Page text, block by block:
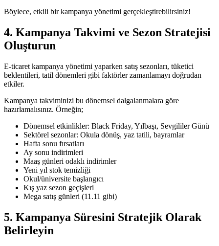
Böylece, etkili bir kampanya yönetimi gerçekleştirebilirsiniz!
4. Kampanya Takvimi ve Sezon Stratejisi
Oluşturun
E-ticaret kampanya yönetimi yaparken satış sezonları, tüketici
beklentileri, tatil dönemleri gibi faktörler zamanlamayı doğrudan
etkiler.
Kampanya takviminizi bu dönemsel dalgalanmalara göre
hazırlamalısınız. Örneğin;
Dönemsel etkinlikler: Black Friday, Yılbaşı, Sevgililer Günü
Sektörel sezonlar: Okula dönüş, yaz tatili, bayramlar
Hafta sonu fırsatları
Ay sonu indirimleri
Maaş günleri odaklı indirimler
Yeni yıl stok temizliği
Okul/üniversite başlangıcı
Kış yaz sezon geçişleri
Mega satış günleri (11.11 gibi)
5. Kampanya Süresini Stratejik Olarak
Belirleyin